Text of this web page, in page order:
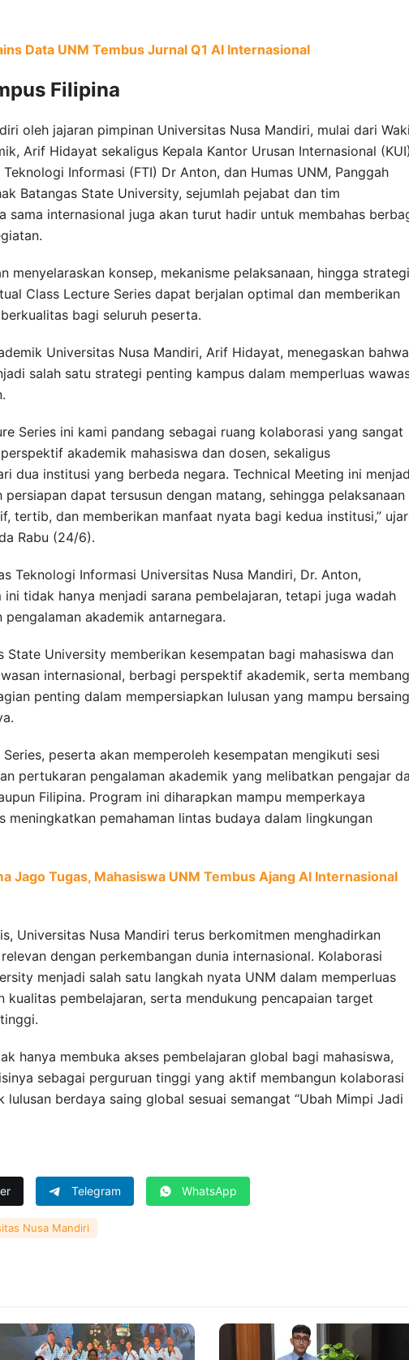
Data UNM Tembus Jurnal Q1 AI Internasional
Filipina
oleh jajaran pimpinan Universitas Nusa Mandiri, mulai dari
Arif Hidayat sekaligus Kepala Kantor Urusan Internasional
Informasi (FTI) Dr Anton, dan Humas UNM, Panggah
Batangas State University, sejumlah pejabat dan tim
sama internasional juga akan turut hadir untuk membahas
menyelaraskan konsep, mekanisme pelaksanaan, hingga strategi
Class Lecture Series dapat berjalan optimal dan memberikan
bagi seluruh peserta.
Universitas Nusa Mandiri, Arif Hidayat, menegaskan bahwa
salah satu strategi penting kampus dalam memperluas
Series ini kami pandang sebagai ruang kolaborasi yang sangat
akademik mahasiswa dan dosen, sekaligus
dua institusi yang berbeda negara. Technical Meeting ini
dapat tersusun dengan matang, sehingga pelaksanaan
tertib, dan memberikan manfaat nyata bagi kedua institusi,”
Rabu (24/6).
Teknologi Informasi Universitas Nusa Mandiri, Dr. Anton,
tidak hanya menjadi sarana pembelajaran, tetapi juga wadah
akademik antarnegara.
State University memberikan kesempatan bagi mahasiswa dan
internasional, berbagi perspektif akademik, serta
penting dalam mempersiapkan lulusan yang mampu
peserta akan memperoleh kesempatan mengikuti sesi
pertukaran pengalaman akademik yang melibatkan pengajar
Filipina. Program ini diharapkan mampu memperkaya
meningkatkan pemahaman lintas budaya dalam lingkungan
Jago Tugas, Mahasiswa UNM Tembus Ajang AI Internasional
Universitas Nusa Mandiri terus berkomitmen menghadirkan
dengan perkembangan dunia internasional. Kolaborasi
menjadi salah satu langkah nyata UNM dalam memperluas
kualitas pembelajaran, serta mendukung pencapaian target
hanya membuka akses pembelajaran global bagi mahasiswa,
sebagai perguruan tinggi yang aktif membangun kolaborasi
lulusan berdaya saing global sesuai semangat “Ubah Mimpi Jadi
Telegram WhatsApp
Nusa Mandiri